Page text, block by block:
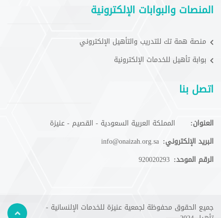
المنصات والبوابات الإلكترونية
منصة همة تك للتدريب والتأهيل الإلكتروني
بوابة تأهيل للخدمات الإلكترونية
اتصل بنا
العنوان:
المملكة العربية السعودية - القصيم - عنيزة
البريد الإلكتروني: info@onaizah.org.sa
الرقم الموحد: 920020293
جميع الحقوق محفوظة لجمعية عنيزة للخدمات الإلنسانية -